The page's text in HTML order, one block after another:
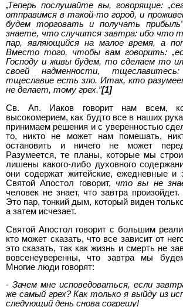
„Теперь послушайте вы, говорящие: „
отправимся в такой-то город, и
будем торговать и получать прибыль”
знаете, что случится завтра: ибо что
пар, являющийся на малое время, а
Вместо того, чтобы вам говорить: „
Господу и живы будем, то сделаем то
своей надменности,
тщеславие есть зло. Итак, кто
не делает, тому грех.”[1]
Св. Ап. Иаков говорит нам всем,
высокомерием, как будто все в наших
принимаем решения и с уверенностью
то, никто не может нам помешать,
остановить и ничего не может
Разумеется, те планы, которые мы
лишены какого-либо духовного
они содержат житейские, ежедневные
Святой Апостол говорит, что вы не
человек не знает, что завтра
Это пар, тонкий дым, который виден
а затем исчезает.
Святой Апостол говорит с большим
кто может сказать, что все зависит от
это сказать, так как жизнь и смерть не
вовсенеуверенны, что завтра мы
Многие люди говорят:
- Зачем мне исповедоваться, если
же самый грех? Как только я выйду из
следующий день снова согрешу!